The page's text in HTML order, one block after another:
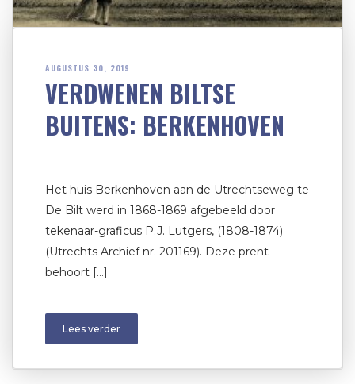
AUGUSTUS 30, 2019
VERDWENEN BILTSE
BUITENS: BERKENHOVEN
Het huis Berkenhoven aan de Utrechtseweg te
De Bilt werd in 1868-1869 afgebeeld door
tekenaar-graficus P.J. Lutgers, (1808-1874)
(Utrechts Archief nr. 201169). Deze prent
behoort […]
Lees verder